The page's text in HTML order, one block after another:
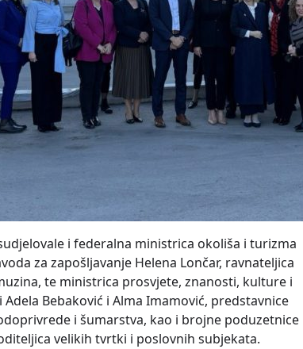
i federalna ministrica okoliša i turizma
za zapošljavanje Helena Lončar, ravnateljica
te ministrica prosvjete, znanosti, kulture i
Bebaković i Alma Imamović, predstavnice
i šumarstva, kao i brojne poduzetnice
velikih tvrtki i poslovnih subjekata.